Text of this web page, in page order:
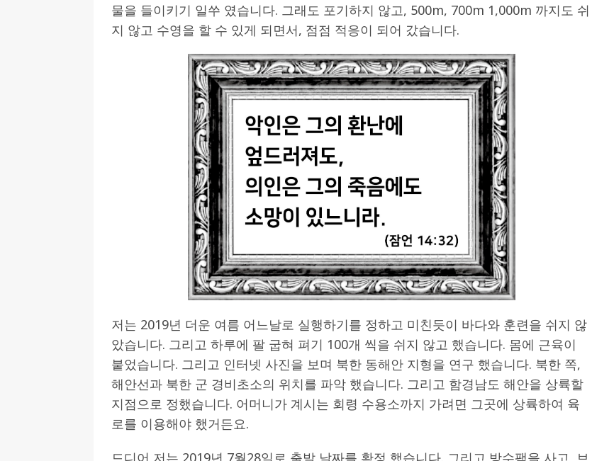
물을 들이키기 일쑤 였습니다. 그래도 포기하지 않고, 500m, 700m 1,000m 까지도 쉬
지 않고 수영을 할 수 있게 되면서, 점점 적응이 되어 갔습니다.
저는 2019년 더운 여름 어느날로 실행하기를 정하고 미친듯이 바다와 훈련을 쉬지 않
았습니다. 그리고 하루에 팔 굽혀 펴기 100개 씩을 쉬지 않고 했습니다. 몸에 근육이
붙었습니다. 그리고 인터넷 사진을 보며 북한 동해안 지형을 연구 했습니다. 북한 쪽,
해안선과 북한 군 경비초소의 위치를 파악 했습니다. 그리고 함경남도 해안을 상륙할
지점으로 정했습니다. 어머니가 계시는 회령 수용소까지 가려면 그곳에 상륙하여 육
로를 이용해야 했거든요.
드디어 저는 2019년 7월28일로 출발 날짜를 확정 했습니다. 그리고 방수팩을 사고, 브